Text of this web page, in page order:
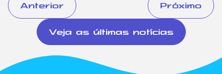
Anterior Próximo
Veja as últimas notícias